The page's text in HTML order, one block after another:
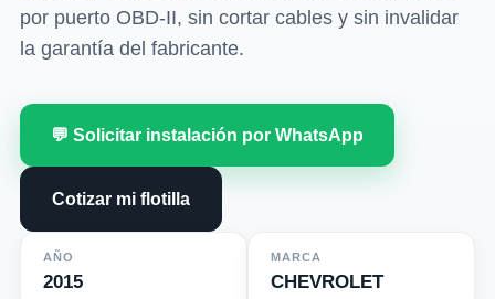
por puerto OBD-II, sin cortar cables y sin invalidar
la garantía del fabricante.
💬 Solicitar instalación por WhatsApp
Cotizar mi flotilla
AÑO
2015
MARCA
CHEVROLET